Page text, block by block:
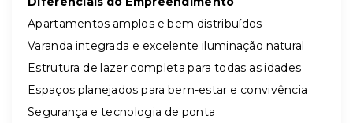
Apartamentos amplos e bem distribuídos
Varanda integrada e excelente iluminação natural
Estrutura de lazer completa para todas as idades
Espaços planejados para bem-estar e convivência
Segurança e tecnologia de ponta